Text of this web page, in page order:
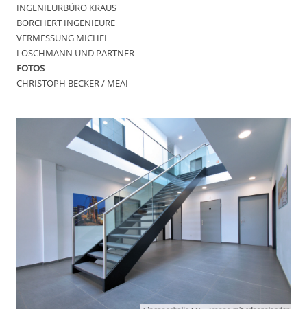
INGENIEURBÜRO KRAUS
BORCHERT INGENIEURE
VERMESSUNG MICHEL
LÖSCHMANN UND PARTNER
FOTOS
CHRISTOPH BECKER / MEAI